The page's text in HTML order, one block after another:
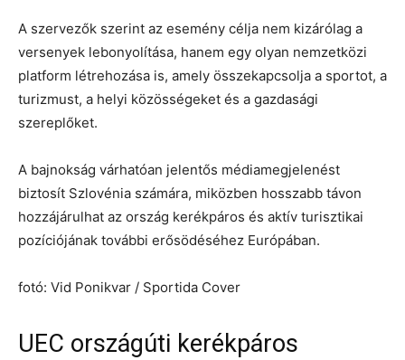
A szervezők szerint az esemény célja nem kizárólag a
versenyek lebonyolítása, hanem egy olyan nemzetközi
platform létrehozása is, amely összekapcsolja a sportot, a
turizmust, a helyi közösségeket és a gazdasági
szereplőket.
A bajnokság várhatóan jelentős médiamegjelenést
biztosít Szlovénia számára, miközben hosszabb távon
hozzájárulhat az ország kerékpáros és aktív turisztikai
pozíciójának további erősödéséhez Európában.
fotó: Vid Ponikvar / Sportida Cover
UEC országúti kerékpáros